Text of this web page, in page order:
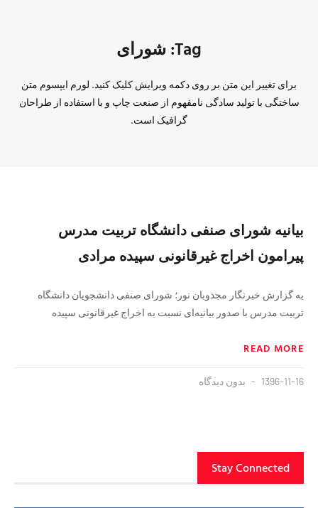
Tag: شورای
برای تغییر این متن بر روی دکمه ویرایش کلیک کنید. لورم ایپسوم متن
ساختگی با تولید سادگی نامفهوم از صنعت چاپ و با استفاده از طراحان
گرافیک است.
بیانیه شورای صنفی دانشگاه تربیت مدرس
پیرامون اخراج غیرقانونی سپیده مرادی
به گزارش خبرنگار مجذوبان نور؛ شورای صنفی دانشجویان دانشگاه
تربیت مدرس با صدور بیانیه‌ای نسبت به اخراج غیرقانونی سپیده
READ MORE
1396-11-16 بدون دیدگاه
Stay Connected